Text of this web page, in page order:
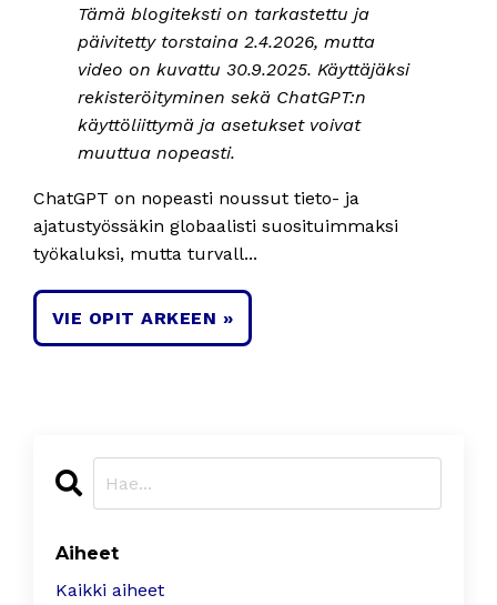
Tämä blogiteksti on tarkastettu ja
päivitetty torstaina 2.4.2026, mutta
video on kuvattu 30.9.2025. Käyttäjäksi
rekisteröityminen sekä ChatGPT:n
käyttöliittymä ja asetukset voivat
muuttua nopeasti.
ChatGPT on nopeasti noussut tieto- ja
ajatustyössäkin globaalisti suosituimmaksi
työkaluksi, mutta turvall...
VIE OPIT ARKEEN »
Aiheet
Kaikki aiheet